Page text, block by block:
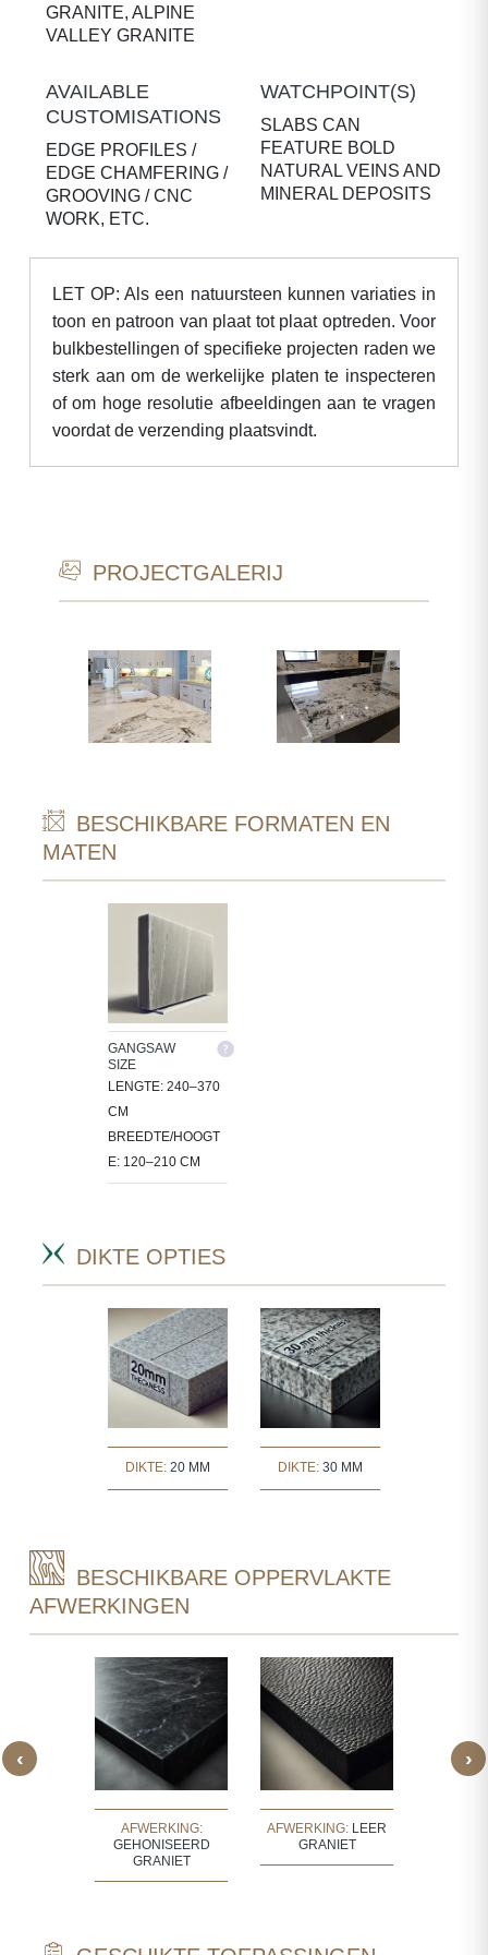
GRANITE, ALPINE
VALLEY GRANITE
AVAILABLE
CUSTOMISATIONS
EDGE PROFILES /
EDGE CHAMFERING /
GROOVING / CNC
WORK, ETC.
WATCHPOINT(S)
SLABS CAN
FEATURE BOLD
NATURAL VEINS AND
MINERAL DEPOSITS
LET OP: Als een natuursteen kunnen variaties in
toon en patroon van plaat tot plaat optreden. Voor
bulkbestellingen of specifieke projecten raden we
sterk aan om de werkelijke platen te inspecteren
of om hoge resolutie afbeeldingen aan te vragen
voordat de verzending plaatsvindt.
PROJECTGALERIJ
BESCHIKBARE FORMATEN EN
MATEN
GANGSAW
SIZE
LENGTE: 240–370
CM
BREEDTE/HOOGT
E: 120–210 CM
DIKTE OPTIES
DIKTE: 20 MM DIKTE: 30 MM
BESCHIKBARE OPPERVLAKTE
AFWERKINGEN
‹
AFWERKING:
GEHONISEERD
GRANIET
AFWERKING: LEER
GRANIET
›